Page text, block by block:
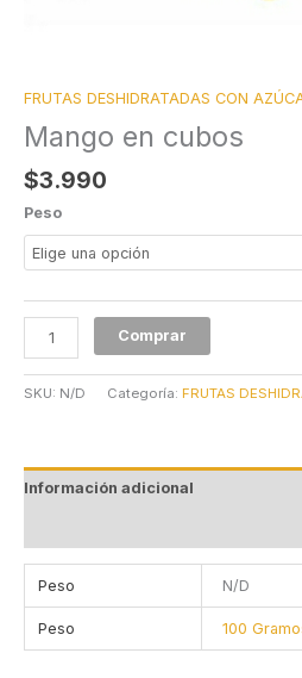
FRUTAS DESHIDRATADAS CON
Mango en cubos
$3.990
Peso
Comprar
SKU: N/D Categoría: FRUTAS
Información adicional
Peso N/D
Peso 100